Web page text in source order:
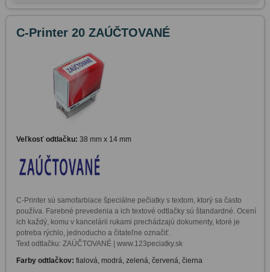
C-Printer 20 ZAÚČTOVANÉ
Veľkosť odtlačku: 38 mm x 14 mm
C-Printer sú samofarbiace špeciálne pečiatky s textom, ktorý sa často
používa. Farebné prevedenia a ich textové odtlačky sú štandardné. Ocení
ich každý, komu v kancelárii rukami prechádzajú dokumenty, ktoré je
potreba rýchlo, jednoducho a čitateľne označiť.
Text odtlačku: ZAÚČTOVANÉ | www.123peciatky.sk
Farby odtlačkov: fialová, modrá, zelená, červená, čierna